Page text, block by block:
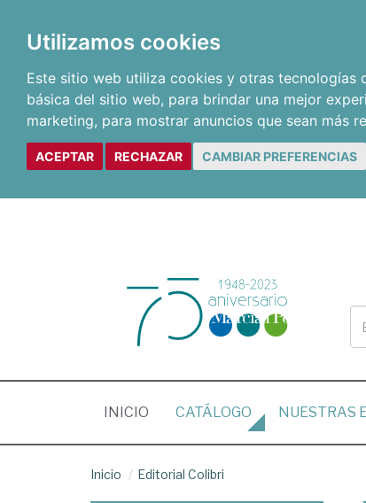
Utilizamos cookies
Este sitio web utiliza cookies y otras tecnologías
básica del sitio web, para brindar una mejor
marketing, para mostrar anuncios que sean más
ACEPTAR RECHAZAR CAMBIAR PREFERENCIAS
INICIO (CURRENT)
CATÁLOGO NUESTRAS
Inicio Editorial Colibri